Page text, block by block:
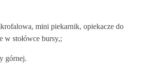
mini piekarnik, opiekacze do
w stołówce bursy,;
górnej.